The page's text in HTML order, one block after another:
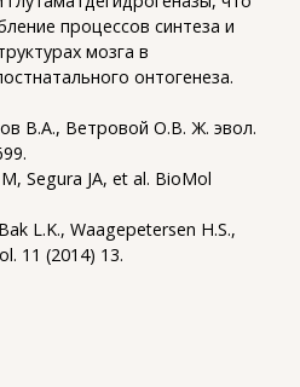
процессов синтеза и
мозга в
онтогенеза.
В.А., Ветровой О.В. Ж. эвол.
Segura JA, et al. BioMol
L.K., Waagepetersen H.S.,
11 (2014) 13.